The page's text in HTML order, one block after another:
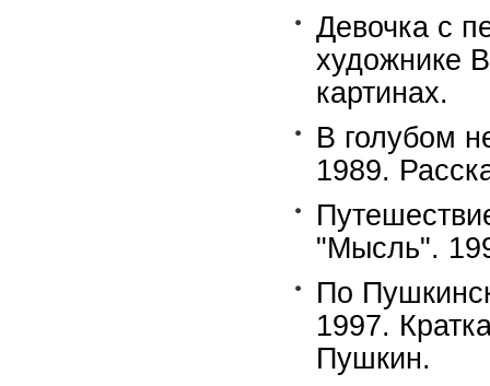
Девочка с
художнике
картинах.
В голубом
1989.
"Мысль".
По
1997.
Пушкин.